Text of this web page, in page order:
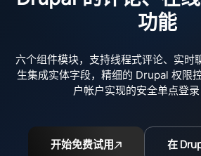
功能
六个组件模块，支持线程式评论、实时
生集成实体字段，精细的 Drupal 权限
户帐户实现的安全单点登录
开始免费试用 在